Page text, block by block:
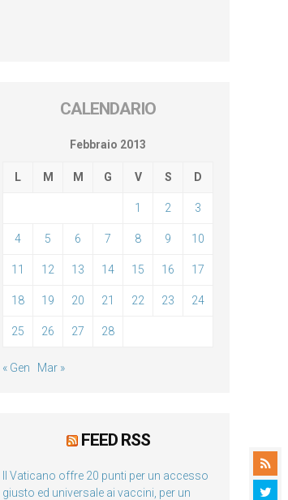
CALENDARIO
Febbraio 2013
L M M G V S D
1 2 3
4 5 6 7 8 9 10
11 12 13 14 15 16 17
18 19 20 21 22 23 24
25 26 27 28
« Gen Mar »
FEED RSS
Il Vaticano offre 20 punti per un accesso
giusto ed universale ai vaccini, per un